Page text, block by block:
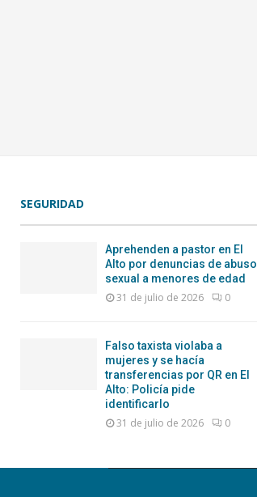
SEGURIDAD
Aprehenden a pastor en El
Alto por denuncias de abuso
sexual a menores de edad
31 de julio de 2026 0
Falso taxista violaba a
mujeres y se hacía
transferencias por QR en El
Alto: Policía pide
identificarlo
31 de julio de 2026 0